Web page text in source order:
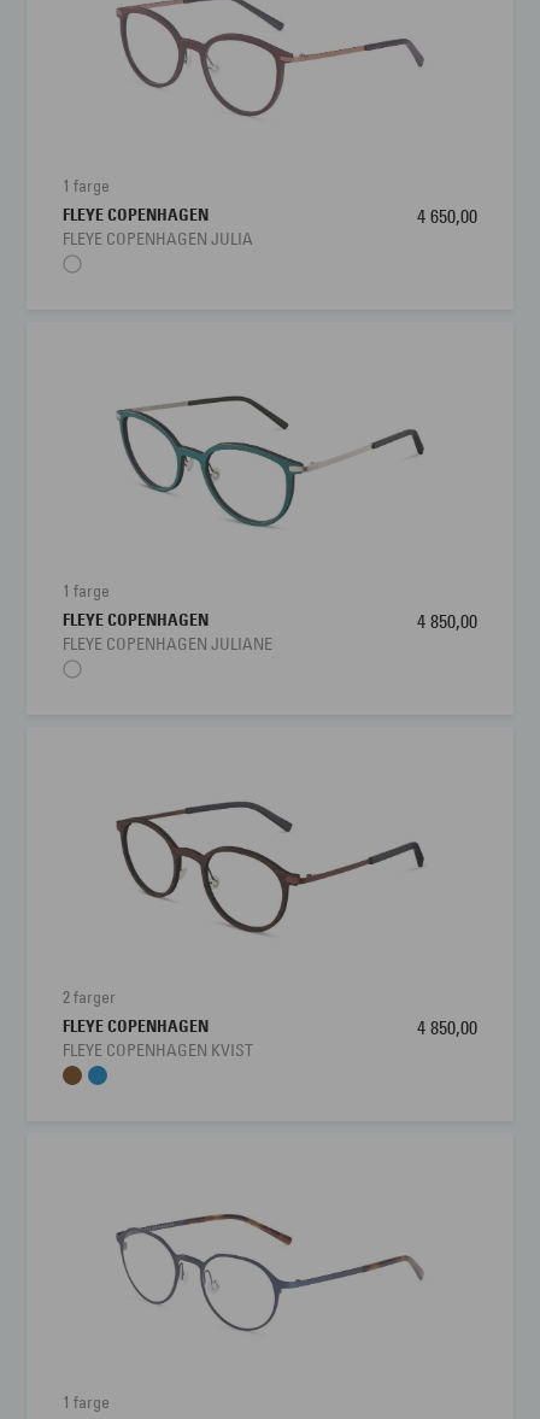
1 farge
FLEYE COPENHAGEN
FLEYE COPENHAGEN JULIA
4 650,00
1 farge
FLEYE COPENHAGEN
FLEYE COPENHAGEN JULIANE
4 850,00
2 farger
FLEYE COPENHAGEN
FLEYE COPENHAGEN KVIST
4 850,00
1 farge